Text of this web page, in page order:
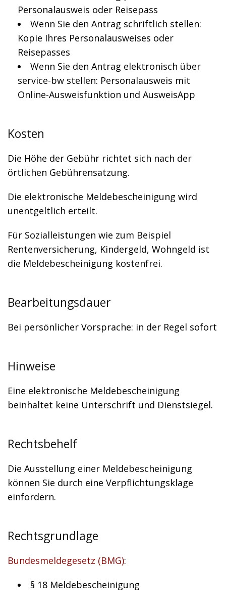
Personalausweis oder Reisepass
Wenn Sie den Antrag schriftlich stellen:
Kopie Ihres Personalausweises oder
Reisepasses
Wenn Sie den Antrag elektronisch über
service-bw stellen: Personalausweis mit
Online-Ausweisfunktion und AusweisApp
Kosten
Die Höhe der Gebühr richtet sich nach der
örtlichen Gebührensatzung.
Die elektronische Meldebescheinigung wird
unentgeltlich erteilt.
Für Sozialleistungen wie zum Beispiel
Rentenversicherung, Kindergeld, Wohngeld ist
die Meldebescheinigung kostenfrei.
Bearbeitungsdauer
Bei persönlicher Vorsprache: in der Regel sofort
Hinweise
Eine elektronische Meldebescheinigung
beinhaltet keine Unterschrift und Dienstsiegel.
Rechtsbehelf
Die Ausstellung einer Meldebescheinigung
können Sie durch eine Verpflichtungsklage
einfordern.
Rechtsgrundlage
Bundesmeldegesetz (BMG):
§ 18 Meldebescheinigung